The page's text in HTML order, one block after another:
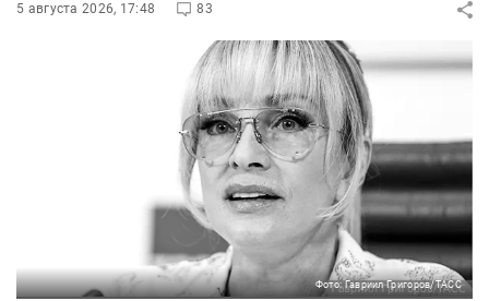
5 августа 2026, 17:48 83
Фото: Гавриил Григоров/ТАСС